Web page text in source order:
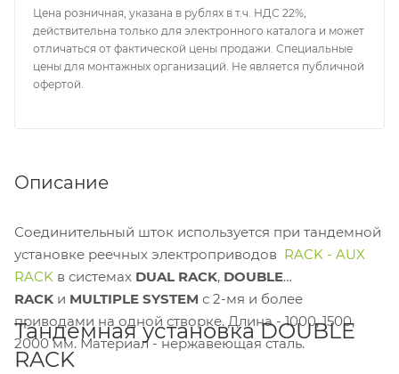
Цена розничная, указана в рублях в т.ч. НДС 22%,
действительна только для электронного каталога и может
отличаться от фактической цены продажи. Специальные
цены для монтажных организаций. Не является публичной
офертой.
Описание
Соединительный шток используется при тандемной
установке реечных электроприводов RACK - AUX
RACK в системах DUAL RACK, DOUBLE
RACK и MULTIPLE SYSTEM с 2-мя и более
приводами на одной створке. Длина - 1000, 1500,
2000 мм. Материал - нержавеющая сталь.
Тандемная установка DOUBLE
RACK